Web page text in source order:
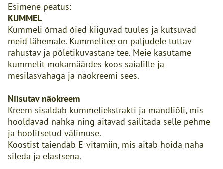
Esimene peatus:
KUMMEL
Kummeli õrnad õied kiiguvad tuules ja kutsuvad
meid lähemale. Kummelitee on paljudele tuttav
rahustav ja põletikuvastane tee. Meie kasutame
kummelit mokamäärdes koos saialille ja
mesilasvahaga ja näokreemi sees.
Niisutav näokreem
Kreem sisaldab kummeliekstrakti ja mandliõli, mis
hooldavad nahka ning aitavad säilitada selle pehme
ja hoolitsetud välimuse.
Koostist täiendab E-vitamiin, mis aitab hoida naha
sileda ja elastsena.